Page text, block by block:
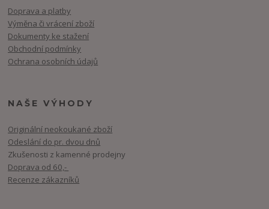
Doprava a platby
Výměna či vrácení zboží
Dokumenty ke stažení
Obchodní podmínky
Ochrana osobních údajů
NAŠE VÝHODY
Originální neokoukané zboží
Odeslání do pr. dvou dnů
Zkušenosti z kamenné prodejny
Doprava od 60,-
Recenze zákazníků